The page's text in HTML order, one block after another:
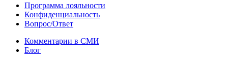
Программа лояльности
Конфиденциальность
Вопрос/Ответ
Комментарии в СМИ
Блог